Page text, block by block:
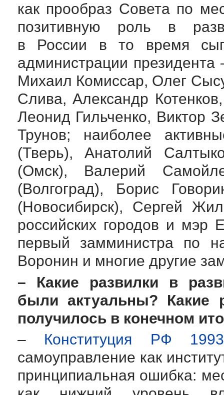
как прообраз Совета по
позитивную роль в
в России в то время
администрации
Михаил Комиссар, Олег
Слива, Александр
Леонид Гильченко, Виктор
Трунов; наиболее
(Тверь), Анатолий
(Омск), Валерий
(Волгоград), Борис
(Новосибирск), Сергей
российских городов и мэр
первый замминистра по
Воронин и многие другие
– Какие развилки в
были актуальны?
получилось в конечном
– Конституция РФ
самоуправление как
принципиальная ошибка: